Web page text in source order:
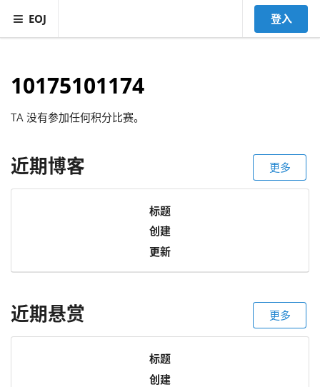
EOJ 登入
10175101174
TA 没有参加任何积分比赛。
近期博客 更多
标题
创建
更新
近期悬赏 更多
标题
创建